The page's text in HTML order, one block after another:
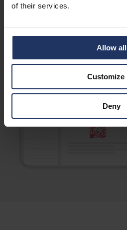
of their services.
Allow all
Customize
Deny
Solicite una demo